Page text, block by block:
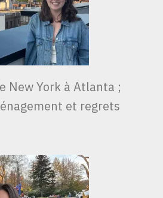
New York à Atlanta ;
et regrets